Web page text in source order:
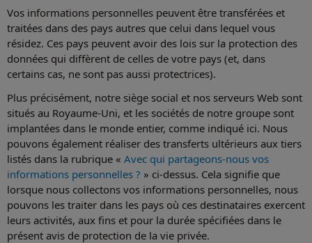
Vos informations personnelles peuvent être transférées et
traitées dans des pays autres que celui dans lequel vous
résidez. Ces pays peuvent avoir des lois sur la protection des
données qui diffèrent de celles de votre pays (et, dans
certains cas, ne sont pas aussi protectrices).
Plus précisément, notre siège social et nos serveurs Web sont
situés au Royaume-Uni, et les sociétés de notre groupe sont
implantées dans le monde entier, comme indiqué ici. Nous
pouvons également réaliser des transferts ultérieurs aux tiers
listés dans la rubrique « Avec qui partageons-nous vos
informations personnelles ? » ci-dessus. Cela signifie que
lorsque nous collectons vos informations personnelles, nous
pouvons les traiter dans les pays où ces destinataires exercent
leurs activités, aux fins et pour la durée spécifiées dans le
présent avis de protection de la vie privée.